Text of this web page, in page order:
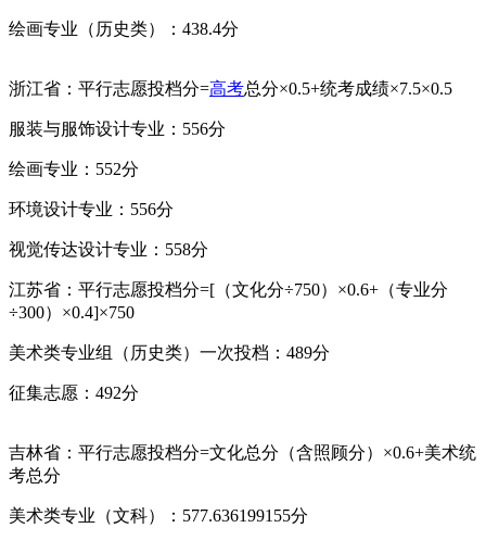
绘画专业（历史类）：438.4分
浙江省：平行志愿投档分=高考总分×0.5+统考成绩×7.5×0.5
服装与服饰设计专业：556分
绘画专业：552分
环境设计专业：556分
视觉传达设计专业：558分
江苏省：平行志愿投档分=[（文化分÷750）×0.6+（专业分
÷300）×0.4]×750
美术类专业组（历史类）一次投档：489分
征集志愿：492分
吉林省：平行志愿投档分=文化总分（含照顾分）×0.6+美术统
考总分
美术类专业（文科）：577.636199155分